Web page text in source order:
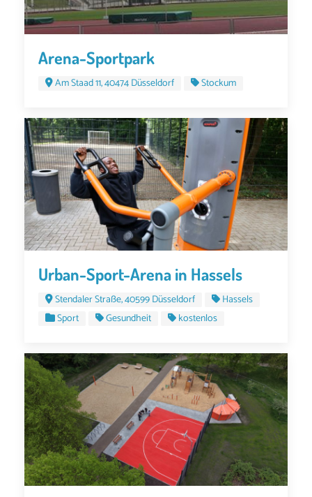
Arena-Sportpark
Am Staad 11, 40474 Düsseldorf Stockum
Urban-Sport-Arena in Hassels
Stendaler Straße, 40599 Düsseldorf
Hassels
Sport
Gesundheit kostenlos